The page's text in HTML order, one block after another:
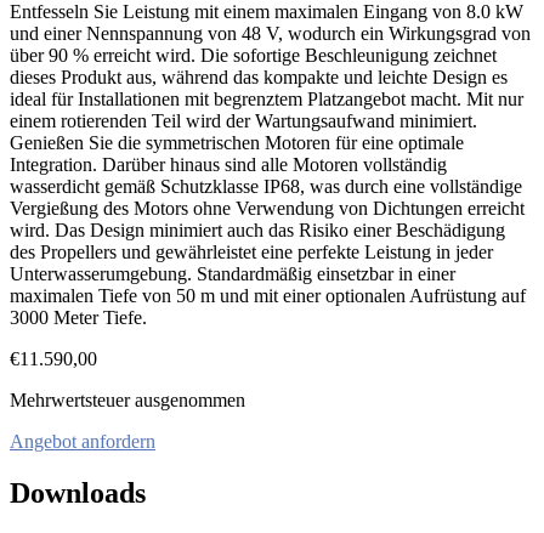
Entfesseln Sie Leistung mit einem maximalen Eingang von 8.0 kW
und einer Nennspannung von 48 V, wodurch ein Wirkungsgrad von
über 90 % erreicht wird. Die sofortige Beschleunigung zeichnet
dieses Produkt aus, während das kompakte und leichte Design es
ideal für Installationen mit begrenztem Platzangebot macht. Mit nur
einem rotierenden Teil wird der Wartungsaufwand minimiert.
Genießen Sie die symmetrischen Motoren für eine optimale
Integration. Darüber hinaus sind alle Motoren vollständig
wasserdicht gemäß Schutzklasse IP68, was durch eine vollständige
Vergießung des Motors ohne Verwendung von Dichtungen erreicht
wird. Das Design minimiert auch das Risiko einer Beschädigung
des Propellers und gewährleistet eine perfekte Leistung in jeder
Unterwasserumgebung. Standardmäßig einsetzbar in einer
maximalen Tiefe von 50 m und mit einer optionalen Aufrüstung auf
3000 Meter Tiefe.
€11.590,00
Mehrwertsteuer ausgenommen
Angebot anfordern
Downloads